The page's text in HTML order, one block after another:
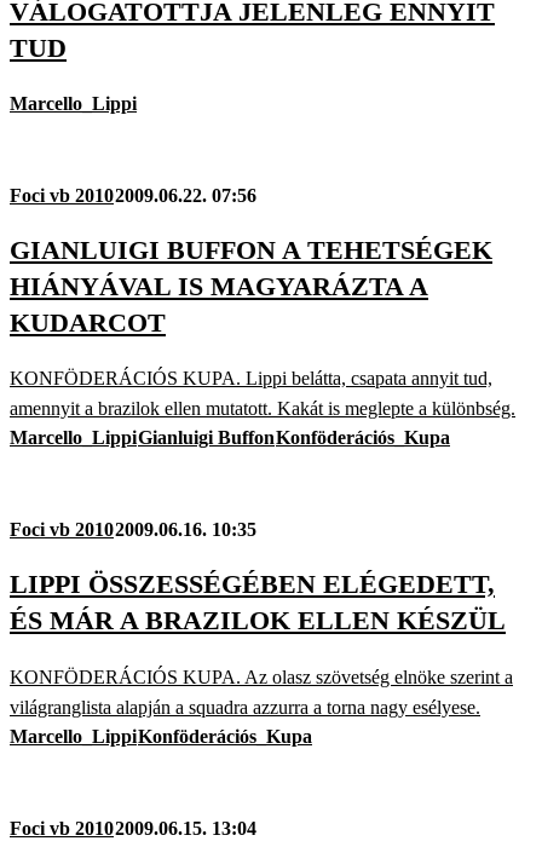
VÁLOGATOTTJA JELENLEG ENNYIT
TUD
Marcello_Lippi
Foci vb 20102009.06.22. 07:56
GIANLUIGI BUFFON A TEHETSÉGEK
HIÁNYÁVAL IS MAGYARÁZTA A
KUDARCOT
KONFÖDERÁCIÓS KUPA. Lippi belátta, csapata annyit tud,
amennyit a brazilok ellen mutatott. Kakát is meglepte a különbség.
Marcello_LippiGianluigi BuffonKonföderációs_Kupa
Foci vb 20102009.06.16. 10:35
LIPPI ÖSSZESSÉGÉBEN ELÉGEDETT,
ÉS MÁR A BRAZILOK ELLEN KÉSZÜL
KONFÖDERÁCIÓS KUPA. Az olasz szövetség elnöke szerint a
világranglista alapján a squadra azzurra a torna nagy esélyese.
Marcello_LippiKonföderációs_Kupa
Foci vb 20102009.06.15. 13:04